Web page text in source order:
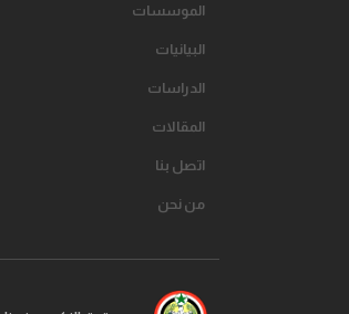
الموسسات
البیانیات
الدراسات
المقالات
اتصل بنا
من نحن